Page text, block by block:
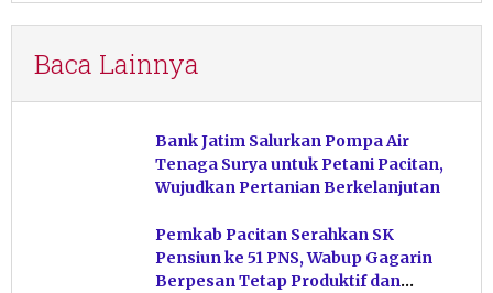
Baca Lainnya
Bank Jatim Salurkan Pompa Air
Tenaga Surya untuk Petani Pacitan,
Wujudkan Pertanian Berkelanjutan
Pemkab Pacitan Serahkan SK
Pensiun ke 51 PNS, Wabup Gagarin
Berpesan Tetap Produktif dan